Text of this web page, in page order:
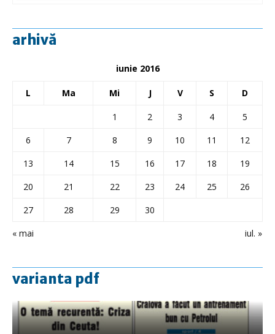
arhivă
iunie 2016
L Ma Mi J V S D
« mai iul. »
1 2 3 4
5
6
7 8 9 10 11
12
13
14 15 16 17 18
19
20
21 22 23 24 25
26
27
28 29 30
varianta pdf